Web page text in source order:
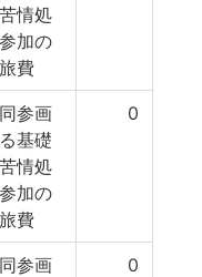
情処
加の
費
参画
基礎
情処
加の
費
0
参画
0